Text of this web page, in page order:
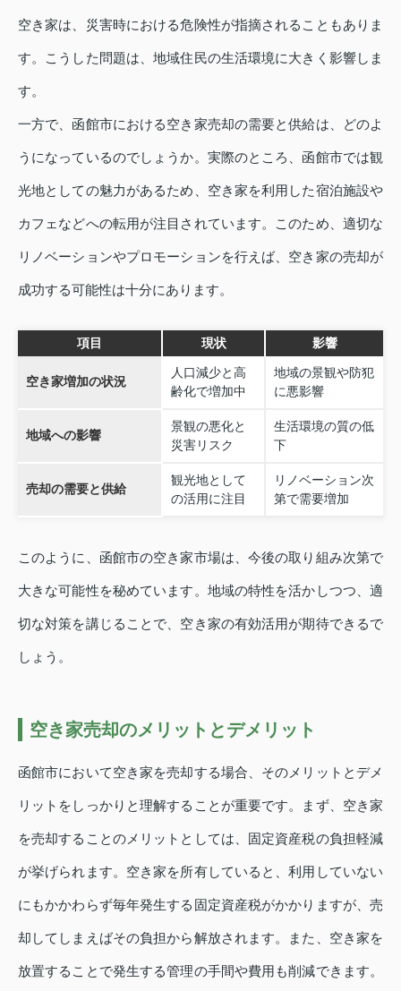
空き家は、災害時における危険性が指摘されることもありま
す。こうした問題は、地域住民の生活環境に大きく影響しま
す。
一方で、函館市における空き家売却の需要と供給は、どのよ
うになっているのでしょうか。実際のところ、函館市では観
光地としての魅力があるため、空き家を利用した宿泊施設や
カフェなどへの転用が注目されています。このため、適切な
リノベーションやプロモーションを行えば、空き家の売却が
成功する可能性は十分にあります。
項目 現状 影響
空き家増加の状況
人口減少と高
齢化で増加中
地域の景観や防犯
に悪影響
地域への影響
景観の悪化と
災害リスク
生活環境の質の低
下
売却の需要と供給
観光地として
の活用に注目
リノベーション次
第で需要増加
このように、函館市の空き家市場は、今後の取り組み次第で
大きな可能性を秘めています。地域の特性を活かしつつ、適
切な対策を講じることで、空き家の有効活用が期待できるで
しょう。
空き家売却のメリットとデメリット
函館市において空き家を売却する場合、そのメリットとデメ
リットをしっかりと理解することが重要です。まず、空き家
を売却することのメリットとしては、固定資産税の負担軽減
が挙げられます。空き家を所有していると、利用していない
にもかかわらず毎年発生する固定資産税がかかりますが、売
却してしまえばその負担から解放されます。また、空き家を
放置することで発生する管理の手間や費用も削減できます。